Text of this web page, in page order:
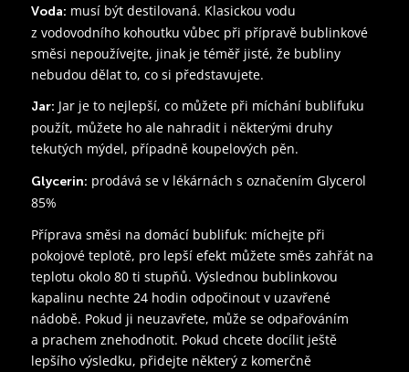
Voda: musí být destilovaná. Klasickou vodu
z vodovodního kohoutku vůbec při přípravě bublinkové
směsi nepoužívejte, jinak je téměř jisté, že bubliny
nebudou dělat to, co si představujete.
Jar: Jar je to nejlepší, co můžete při míchání bublifuku
použít, můžete ho ale nahradit i některými druhy
tekutých mýdel, případně koupelových pěn.
Glycerin: prodává se v lékárnách s označením Glycerol
85%
Příprava směsi na domácí bublifuk: míchejte při
pokojové teplotě, pro lepší efekt můžete směs zahřát na
teplotu okolo 80 ti stupňů. Výslednou bublinkovou
kapalinu nechte 24 hodin odpočinout v uzavřené
nádobě. Pokud ji neuzavřete, může se odpařováním
a prachem znehodnotit. Pokud chcete docílit ještě
lepšího výsledku, přidejte některý z komerčně